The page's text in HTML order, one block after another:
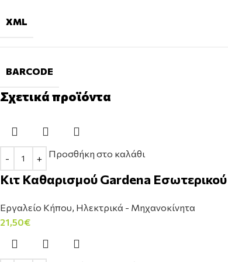
XML
BARCODE
Σχετικά προϊόντα
Προσθήκη στο καλάθι
Κιτ Καθαρισμού Gardena
Εργαλείο Κήπου, Ηλεκτρικά - Μηχανοκίνητα
21,50€